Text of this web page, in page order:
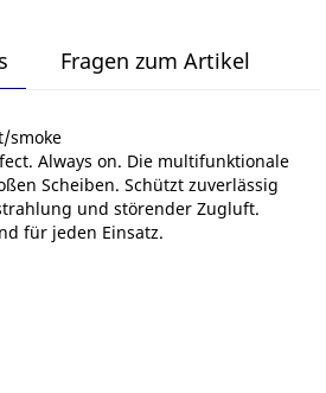
Fragen zum Artikel
smoke
Always on. Die multifunktionale
Scheiben. Schützt zuverlässig
und störender Zugluft.
für jeden Einsatz.